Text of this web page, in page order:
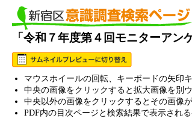
「令和７年度第４回モニターア
マウスホイールの回転、キーボードの矢印
中央の画像をクリックすると拡大画像を別
中央以外の画像をクリックするとその画像
PDF内の目次ページと検索結果で表示され